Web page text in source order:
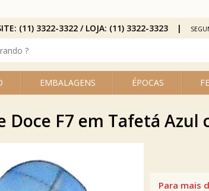
EMBALAGENS ÉPOCAS
(11) 3322-3322 / LOJA: (11) 3322-3323
Doce F7 em Tafetá